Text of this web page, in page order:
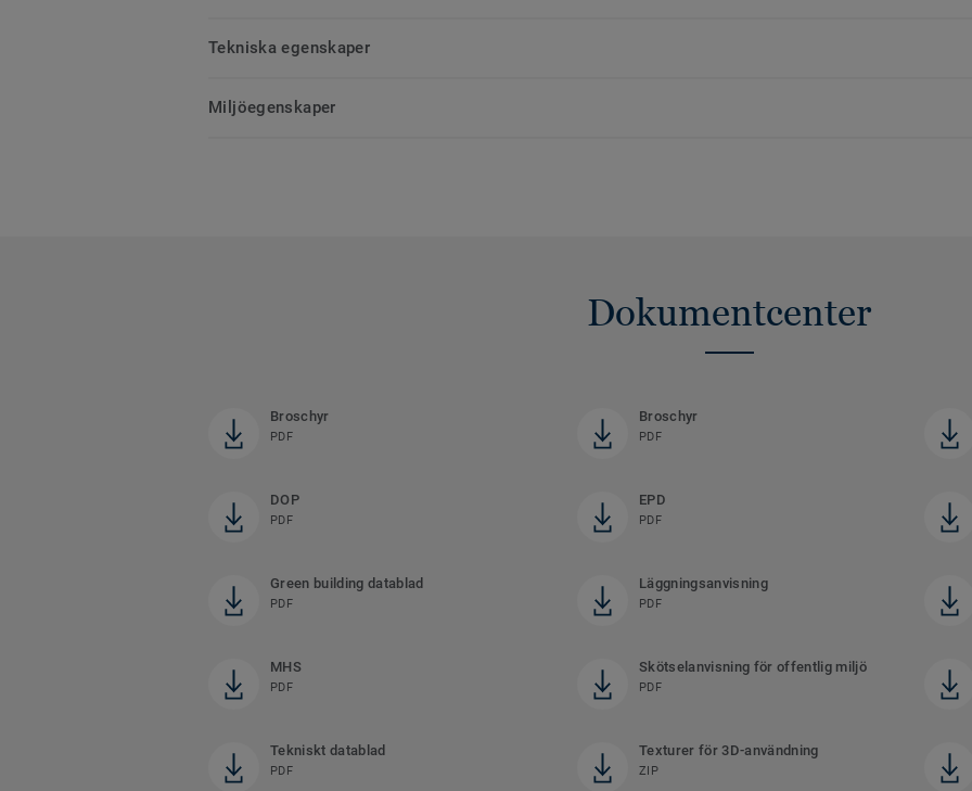
Tekniska egenskaper
Miljöegenskaper
Dokumentcenter
Broschyr
PDF
Broschyr
PDF
DOP
PDF
EPD
PDF
Green building datablad
PDF
Läggningsanvisning
PDF
MHS
PDF
Skötselanvisning för offentlig miljö
PDF
Tekniskt datablad
PDF
Texturer för 3D-användning
ZIP